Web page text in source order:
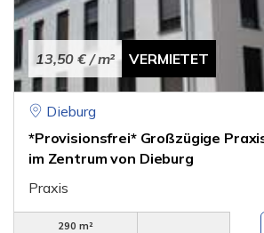
13,50 €/ m² VERMIETET
Dieburg
*Provisionsfrei* Großzügige
im Zentrum von Dieburg
Praxis
290 m²